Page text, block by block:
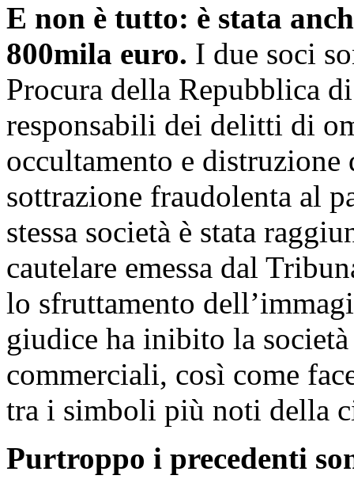
E non è tutto: è stata
800mila euro. I due soci
Procura della Repubblica
responsabili dei delitti di
occultamento e
sottrazione fraudolenta al
stessa società è stata
cautelare emessa dal
lo sfruttamento
giudice ha inibito la
commerciali, così come
tra i simboli più noti della
Purtroppo i precedenti